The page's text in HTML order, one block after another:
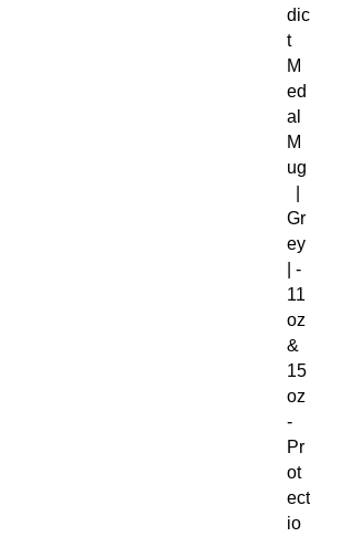
dic
t
M
ed
al
M
ug
Gr
ey
| -
11
oz
&
15
oz
-
Pr
ot
ect
io